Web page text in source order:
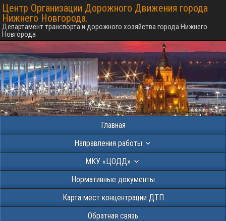
Центр Организации Дорожного Движения города
Нижнего Новгорода.
Департамент транспорта и дорожного хозяйства города Нижнего
Новгорода
Главная
Направления работы
МКУ «ЦОДД»
Нормативные документы
Карта мест концентрации ДТП
Обратная связь